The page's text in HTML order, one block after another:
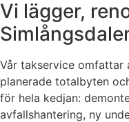
Vi lägger,
Vår takservice omfattar
planerade totalbyten
för hela kedjan:
avfallshantering, ny